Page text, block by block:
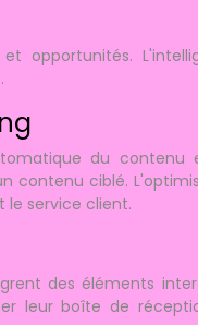
opportunités.
du contenu
contenu ciblé.
service client.
des éléments
leur boîte de